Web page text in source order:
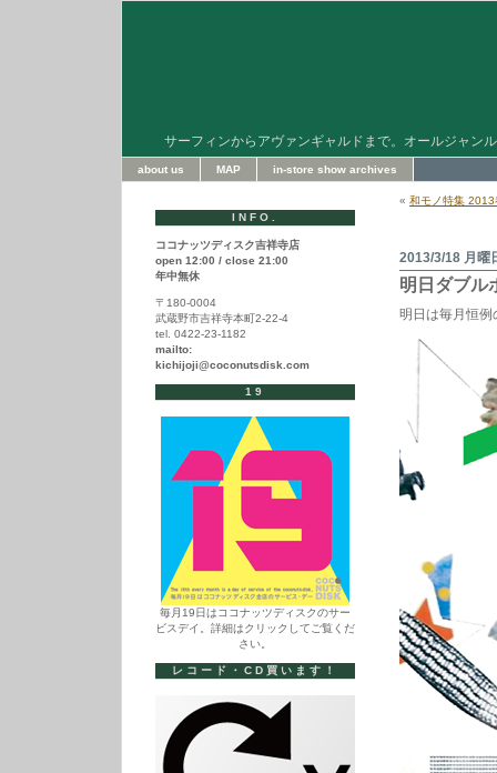
サーフィンからアヴァンギャルドまで。オールジャン
about us MAP in-store show archives
« 和モノ特集 2013
2013/3/18 月曜
明日ダブル
明日は毎月恒
INFO.
ココナッツディスク吉祥寺店
open 12:00 / close 21:00
年中無休
〒180-0004
武蔵野市吉祥寺本町2-22-4
tel. 0422-23-1182
mailto:
kichijoji@coconutsdisk.com
19
毎月19日はココナッツディスクのサー
ビスデイ。詳細はクリックしてご覧くだ
さい。
レコード・CD買います！